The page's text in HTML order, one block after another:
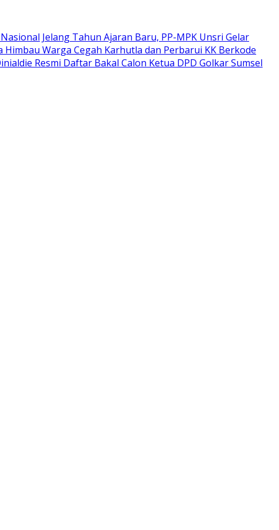
Jelang Tahun Ajaran Baru, PP-MPK Unsri Gelar
Warga Cegah Karhutla dan Perbarui KK Berkode
Resmi Daftar Bakal Calon Ketua DPD Golkar Sumsel